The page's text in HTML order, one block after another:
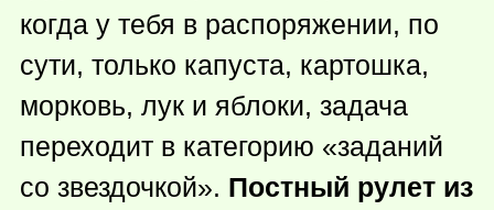
когда у тебя в распоряжении, по
сути, только капуста, картошка,
морковь, лук и яблоки, задача
переходит в категорию «заданий
со звездочкой». Постный рулет из